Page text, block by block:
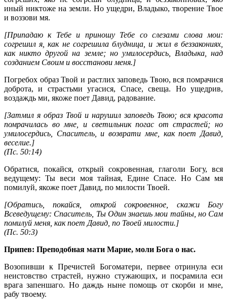
иный никтоже на земли. Но ущедри, Владыко, творение Твое
и воззови мя.
[Припадаю к Тебе и приношу Тебе со слезами слова мои:
согрешил я, как не согрешила блудница, и жил в беззакониях,
как никто другой на земле; но умилосердись, Владыка, над
созданием Своим и восстанови меня.]
Погребох образ Твой и растлих заповедь Твою, вся помрачися
доброта, и страстьми угасися, Спасе, свеща. Но ущедрив,
воздаждь ми, якоже поет Давид, радование.
[Затмил я образ Твой и нарушил заповедь Твою; вся красота
помрачилась во мне, и светильник погас от страстей; но
умилосердись, Спаситель, и возврати мне, как поет Давид,
веселие.]
(Пс. 50:14)
Обратися, покайся, открый сокровенная, глаголи Богу, вся
ведущему: Ты веси моя тайная, Едине Спасе. Но Сам мя
помилуй, якоже поет Давид, по милости Твоей.
[Обратись, покайся, открой сокровенное, скажи Богу
Всеведущему: Спаситель, Ты Один знаешь мои тайны, но Сам
помилуй меня, как поет Давид, по Твоей милости.]
(Пс. 50:3)
Припев: Преподобная мати Марие, моли Бога о нас.
Возопивши к Пречистей Богоматери, первее отринула еси
неистовство страстей, нужно стужающих, и посрамила еси
врага запеншаго. Но даждь ныне помощь от скорби и мне,
рабу твоему.